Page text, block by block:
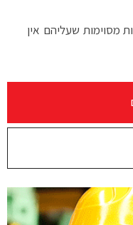
מסוימות שעליהם אין